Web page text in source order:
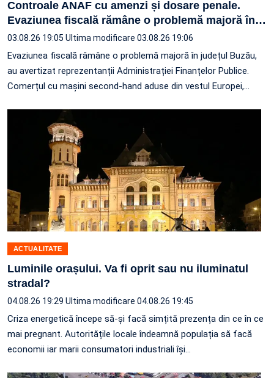
Controale ANAF cu amenzi și dosare penale.
Evaziunea fiscală rămâne o problemă majoră în…
03.08.26 19:05 Ultima modificare 03.08.26 19:06
Evaziunea fiscală râmâne o problemă majoră în județul Buzău,
au avertizat reprezentanții Administrației Finanțelor Publice.
Comerțul cu mașini second-hand aduse din vestul Europei,…
ACTUALITATE
Luminile orașului. Va fi oprit sau nu iluminatul
stradal?
04.08.26 19:29 Ultima modificare 04.08.26 19:45
Criza energetică începe să-și facă simțită prezența din ce în ce
mai pregnant. Autoritățile locale îndeamnă populația să facă
economii iar marii consumatori industriali își…